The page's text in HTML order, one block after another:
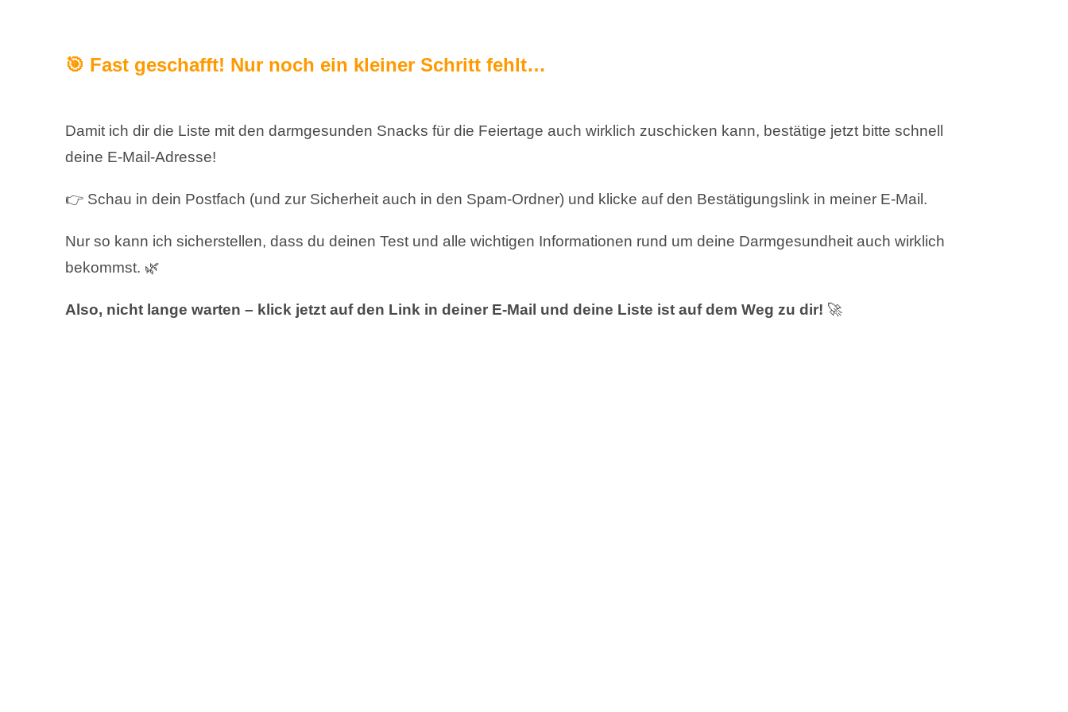
🎯 Fast geschafft! Nur noch ein kleiner Schritt fehlt…
Damit ich dir die Liste mit den darmgesunden Snacks für die Feiertage auch wirklich zuschicken kann, bestätige jetzt bitte schnell
deine E-Mail-Adresse!
👉 Schau in dein Postfach (und zur Sicherheit auch in den Spam-Ordner) und klicke auf den Bestätigungslink in meiner E-Mail.
Nur so kann ich sicherstellen, dass du deinen Test und alle wichtigen Informationen rund um deine Darmgesundheit auch wirklich
bekommst. 🌿
Also, nicht lange warten – klick jetzt auf den Link in deiner E-Mail und deine Liste ist auf dem Weg zu dir! 🚀